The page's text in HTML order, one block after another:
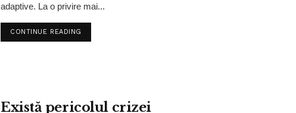
adaptive. La o privire mai...
CONTINUE READING
Există pericolul crizei